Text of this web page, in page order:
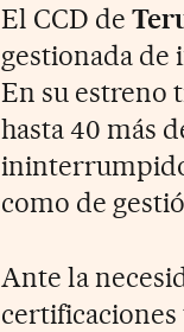
El CCD de
gestionada de
En su estreno
hasta 40 más
como de
Ante la
certificaciones